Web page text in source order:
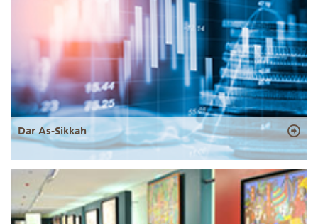
Dar As-Sikkah